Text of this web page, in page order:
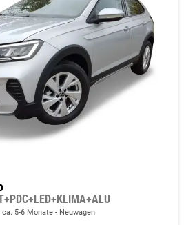
5-6 Monate Neuwagen